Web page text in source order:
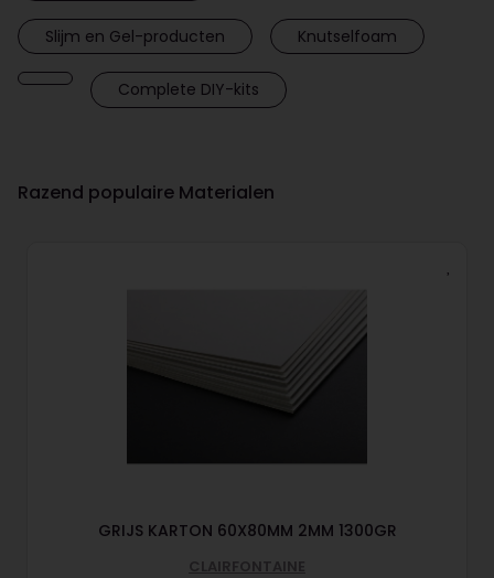
Slijm en Gel-producten Knutselfoam
Complete DIY-kits
Razend populaire Materialen
GRIJS KARTON 60X80MM 2MM 1300GR
CLAIRFONTAINE